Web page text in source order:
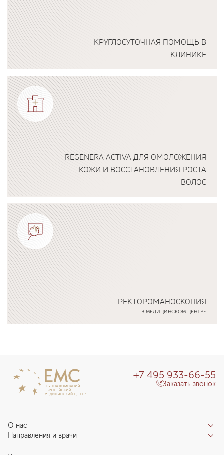
КРУГЛОСУТОЧНАЯ ПОМОЩЬ В
КЛИНИКЕ
Подробнее о программе
REGENERA ACTIVA ДЛЯ ОМОЛОЖЕНИЯ
КОЖИ И ВОССТАНОВЛЕНИЯ РОСТА
ВОЛОС
Подробнее о программе
РЕКТОРОМАНОСКОПИЯ
В МЕДИЦИНСКОМ ЦЕНТРЕ
О нас
Отзывы пациентов
О клинике
Направления и врачи
+7 495 933-66-55
Заказать звонок